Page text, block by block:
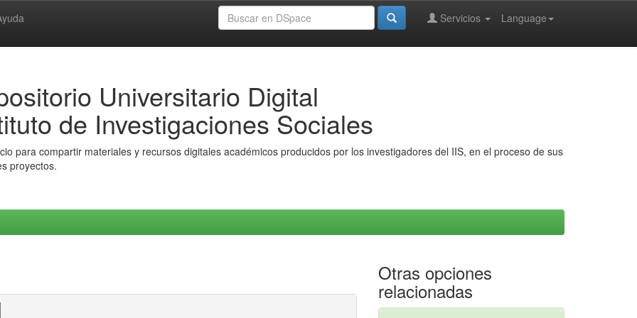
Language
Servicios
Universitario Digital
de Investigaciones Sociales
para compartir materiales y recursos digitales académicos producidos por los investigadores del IIS, en el proceso de sus
proyectos.
Otras opciones
relacionadas